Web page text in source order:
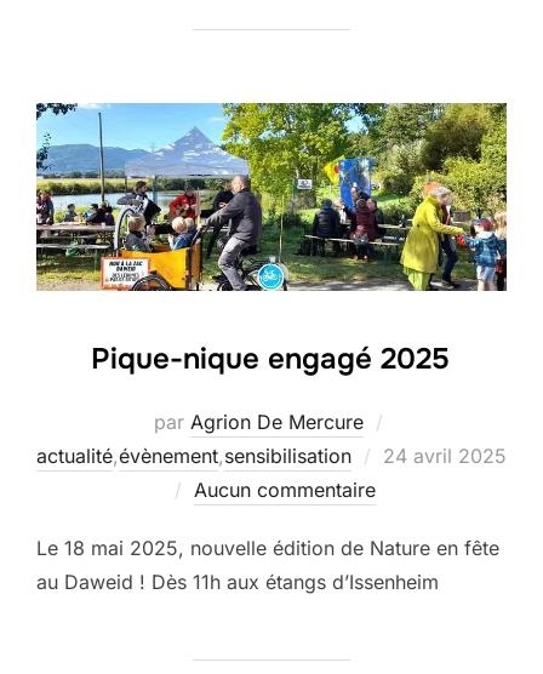
Pique-nique engagé 2025
par Agrion De Mercure
actualité,évènement,sensibilisation
Publié
24 avril 2025
Aucun commentaire
Le 18 mai 2025, nouvelle édition de Nature en fête
au Daweid ! Dès 11h aux étangs d’Issenheim